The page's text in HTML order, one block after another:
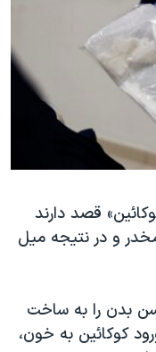
قصد دارند
و در نتیجه میل
بدن را به ساخت
کوکائین به خون،